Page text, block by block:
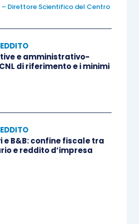
le somme e i valori percepiti
rapporto di lavoro dipendente
elenco di fattispecie non
lettera f) della disposizione
opere e dei servizi riconosciuti
volontariamente o in
di contratto o di accordo
Direttore Scientifico del Centro
e amministrativo-
di riferimento e i minimi
e B&B: confine fiscale tra
e reddito d’impresa